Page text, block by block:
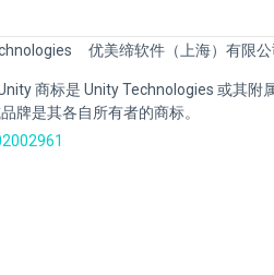
优美缔软件（上海）有限
商标是 Unity Technologies 或其附
牌是其各自所有者的商标。